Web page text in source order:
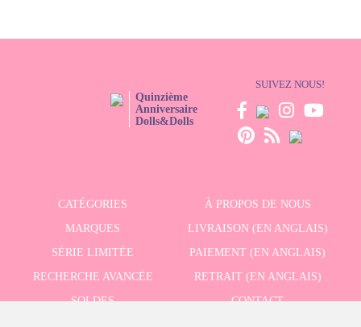
Quinzième
Anniversaire
Dolls&Dolls
SUIVEZ NOUS!
CATÉGORIES
À PROPOS DE NOUS
MARQUES
LIVRAISON (EN ANGLAIS)
SÉRIE LIMITÉE
PAIEMENT (EN ANGLAIS)
RECHERCHE AVANCÉE
RETRAIT (EN ANGLAIS)
SOLDES
CONTACT